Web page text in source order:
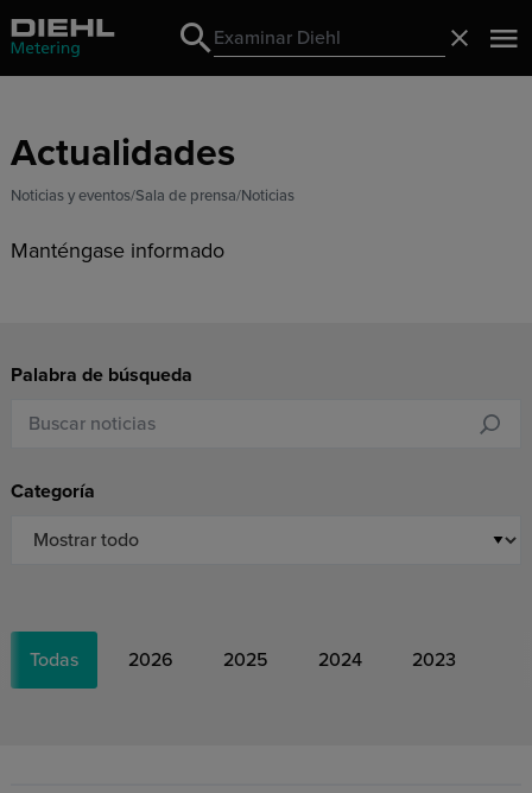
Search
Search
Actualidades
Noticias y eventos Sala de prensa Noticias
Manténgase informado
Palabra de búsqueda
Categoría
Todas 2026 2025 2024 2023